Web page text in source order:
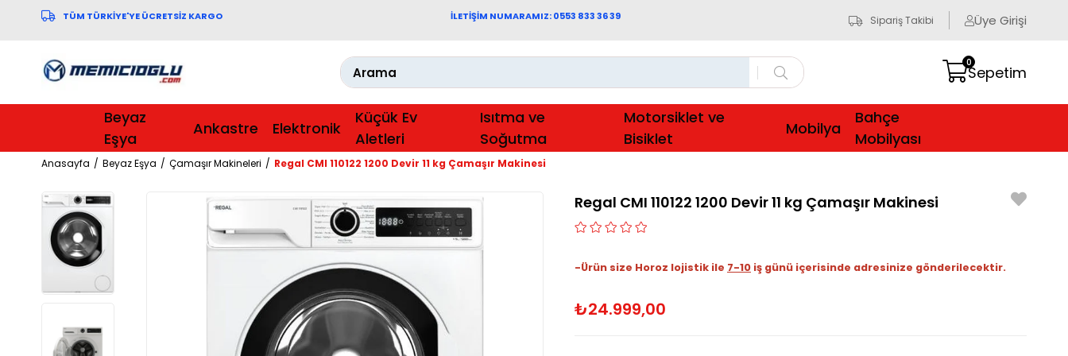
TÜM TÜRKİYE'YE ÜCRETSİZ KARGO İLETİŞİM NUMARAMIZ: 0553 833 36 39 Sipariş Takibi Üye Girişi
Sepetim
0
Beyaz
Eşya
Ankastre Elektronik
Küçük Ev
Aletleri
Isıtma ve
Soğutma
Motorsiklet ve
Bisiklet
Mobilya
Bahçe
Mobilyası
Anasayfa Beyaz Eşya Çamaşır Makineleri Regal CMI 110122 1200 Devir 11 kg Çamaşır Makinesi
Regal CMI 110122 1200 Devir 11 kg Çamaşır Makinesi
-Ürün size Horoz lojistik ile 7-10 iş günü içerisinde adresinize gönderilecektir.
₺24.999,00